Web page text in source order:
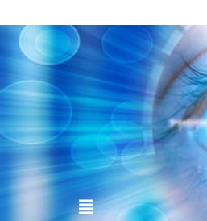
to
contentvinivida.lk